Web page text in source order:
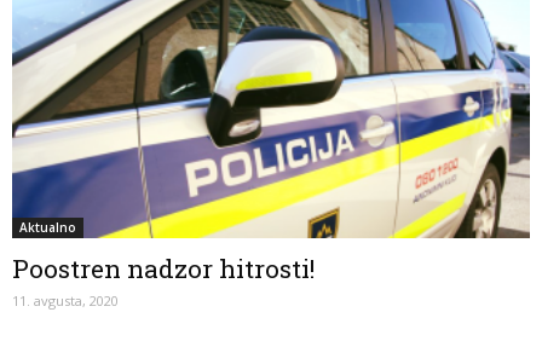
Aktualno
Poostren nadzor hitrosti!
11. avgusta, 2020